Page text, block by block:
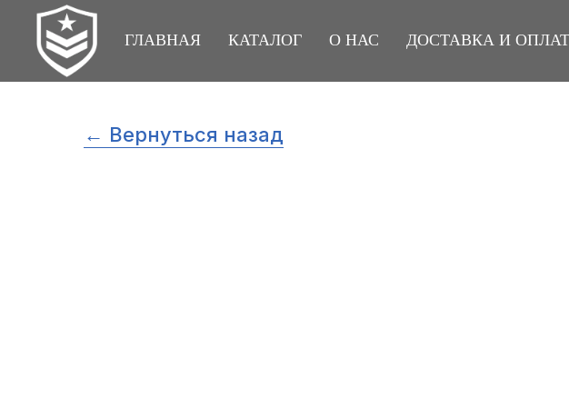
ГЛАВНАЯ КАТАЛОГ О НАС ДОСТАВКА И
← Вернуться назад